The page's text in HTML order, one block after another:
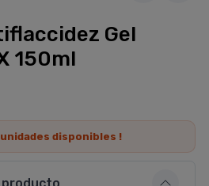
Gel
150ml
disponibles !